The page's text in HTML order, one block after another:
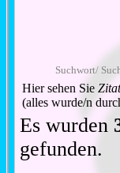
Suchwort/
Hier sehen Sie
(alles wurde/n
Es wurden
gefunden.